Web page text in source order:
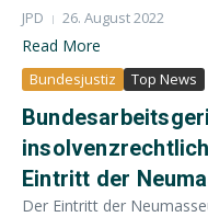
JPD 26. August 2022
Read More
Bundesjustiz Top News
Eintritt der
Der Eintritt der